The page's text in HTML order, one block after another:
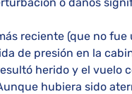
reciente (que no fue
de presión en la
herido y el vuelo
hubiera sido